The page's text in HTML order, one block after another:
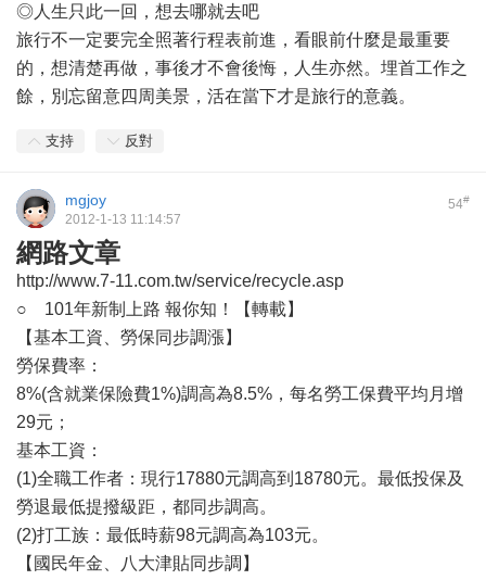
◎人生只此一回，想去哪就去吧
旅行不一定要完全照著行程表前進，看眼前什麼是最重要
的，想清楚再做，事後才不會後悔，人生亦然。埋首工作之
餘，別忘留意四周美景，活在當下才是旅行的意義。
支持 反對
54#
mgjoy
2012-1-13 11:14:57
網路文章
http://www.7-11.com.tw/service/recycle.asp
○ 101年新制上路 報你知！【轉載】
【基本工資、勞保同步調漲】
勞保費率：
8%(含就業保險費1%)調高為8.5%，每名勞工保費平均月增
29元；
基本工資：
(1)全職工作者：現行17880元調高到18780元。最低投保及
勞退最低提撥級距，都同步調高。
(2)打工族：最低時薪98元調高為103元。
【國民年金、八大津貼同步調】